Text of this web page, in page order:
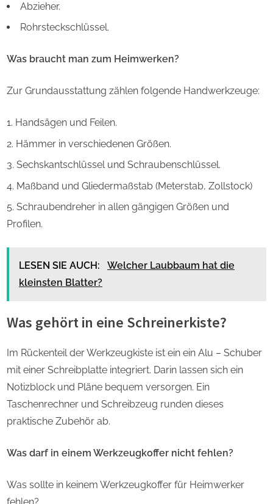
Abzieher.
Rohrsteckschlüssel.
Was braucht man zum Heimwerken?
Zur Grundausstattung zählen folgende Handwerkzeuge:
Handsägen und Feilen.
Hämmer in verschiedenen Größen.
Sechskantschlüssel und Schraubenschlüssel.
Maßband und Gliedermaßstab (Meterstab, Zollstock)
Schraubendreher in allen gängigen Größen und
Profilen.
LESEN SIE AUCH:
Welcher Laubbaum hat die
kleinsten Blatter?
Was gehört in eine Schreinerkiste?
Im Rückenteil der Werkzeugkiste ist ein ein Alu – Schuber
mit einer Schreibplatte integriert. Darin lassen sich ein
Notizblock und Pläne bequem versorgen. Ein
Taschenrechner und Schreibzeug runden dieses
praktische Zubehör ab.
Was darf in einem Werkzeugkoffer nicht fehlen?
Was sollte in keinem Werkzeugkoffer für Heimwerker